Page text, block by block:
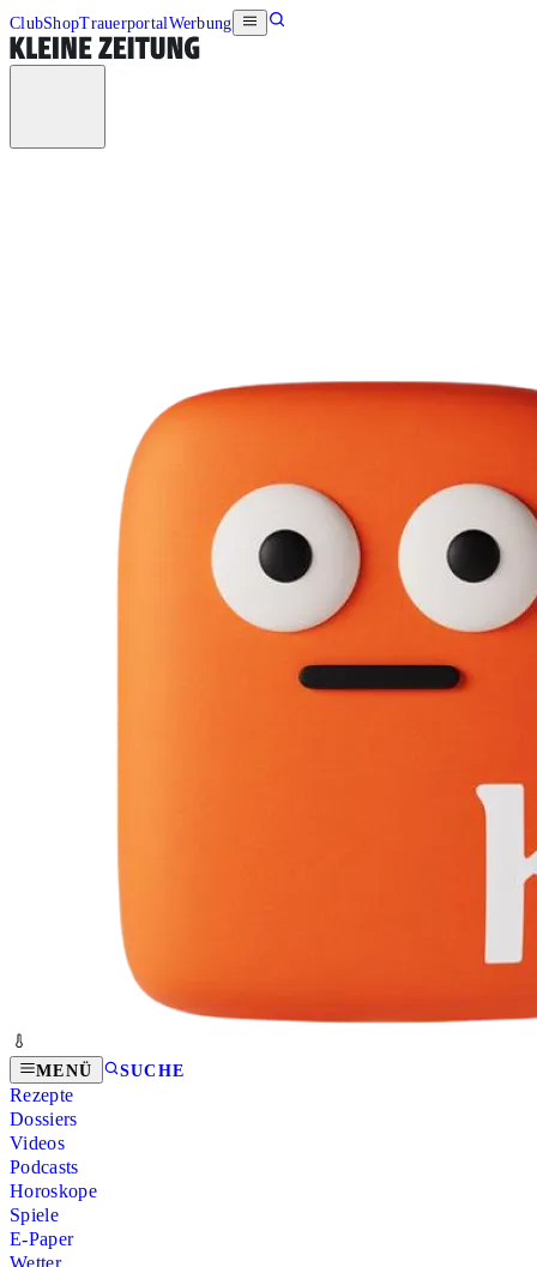
ClubShopTrauerportalWerbung
MENÜ SUCHE
Rezepte
Dossiers
Videos
Podcasts
Horoskope
Spiele
E-Paper